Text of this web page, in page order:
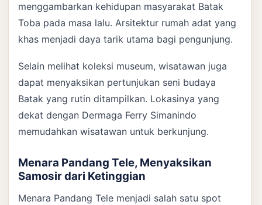
menggambarkan kehidupan masyarakat Batak
Toba pada masa lalu. Arsitektur rumah adat yang
khas menjadi daya tarik utama bagi pengunjung.
Selain melihat koleksi museum, wisatawan juga
dapat menyaksikan pertunjukan seni budaya
Batak yang rutin ditampilkan. Lokasinya yang
dekat dengan Dermaga Ferry Simanindo
memudahkan wisatawan untuk berkunjung.
Menara Pandang Tele, Menyaksikan
Samosir dari Ketinggian
Menara Pandang Tele menjadi salah satu spot